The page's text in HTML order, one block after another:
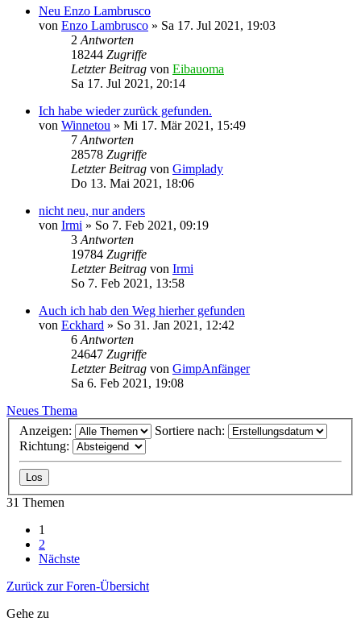
Neu Enzo Lambrusco
von Enzo Lambrusco » Sa 17. Jul 2021, 19:03
2 Antworten
18244 Zugriffe
Letzter Beitrag von Eibauoma
Sa 17. Jul 2021, 20:14
Ich habe wieder zurück gefunden.
von Winnetou » Mi 17. Mär 2021, 15:49
7 Antworten
28578 Zugriffe
Letzter Beitrag von Gimplady
Do 13. Mai 2021, 18:06
nicht neu, nur anders
von Irmi » So 7. Feb 2021, 09:19
3 Antworten
19784 Zugriffe
Letzter Beitrag von Irmi
So 7. Feb 2021, 13:58
Auch ich hab den Weg hierher gefunden
von Eckhard » So 31. Jan 2021, 12:42
6 Antworten
24647 Zugriffe
Letzter Beitrag von GimpAnfänger
Sa 6. Feb 2021, 19:08
Neues Thema
Anzeigen:
Sortiere nach:
Richtung:
31 Themen
1
2
Nächste
Zurück zur Foren-Übersicht
Gehe zu